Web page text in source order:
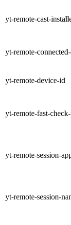
yt-remote-cast-
yt-remote-
yt-remote-device-id
yt-remote-fast-
yt-remote-session-
yt-remote-session-